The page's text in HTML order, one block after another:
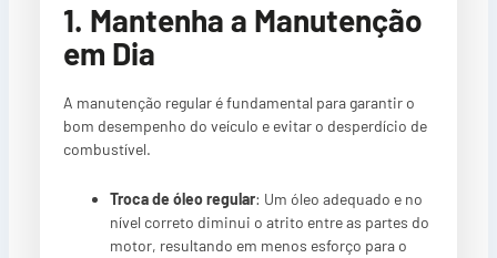
1. Mantenha a Manutenção
em Dia
A manutenção regular é fundamental para garantir o
bom desempenho do veículo e evitar o desperdício de
combustível.
Troca de óleo regular: Um óleo adequado e no
nível correto diminui o atrito entre as partes do
motor, resultando em menos esforço para o